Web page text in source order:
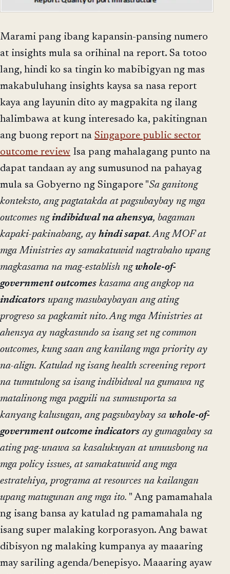
Marami pang ibang kapansin-pansing numero
at insights mula sa orihinal na report. Sa totoo
lang, hindi ko sa tingin ko mabibigyan ng mas
makabuluhang insights kaysa sa nasa report
kaya ang layunin dito ay magpakita ng ilang
halimbawa at kung interesado ka, pakitingnan
ang buong report na Singapore public sector
outcome review Isa pang mahalagang punto na
dapat tandaan ay ang sumusunod na pahayag
mula sa Gobyerno ng Singapore "Sa ganitong
konteksto, ang pagtatakda at pagsubaybay ng mga
outcomes ngindibidwal na ahensya, bagaman
kapaki-pakinabang, ay hindi sapat. Ang MOF at
mga Ministries ay samakatuwid nagtrabaho upang
magkasama na mag-establish ngwhole-of-
government outcomes kasama ang angkop na
indicators upang masubaybayan ang ating
progreso sa pagkamit nito. Ang mga Ministries at
ahensya ay nagkasundo sa isang set ng common
outcomes, kung saan ang kanilang mga priority ay
na-align. Katulad ng isang health screening report
na tumutulong sa isang indibidwal na gumawa ng
matalinong mga pagpili na sumusuporta sa
kanyang kalusugan, ang pagsubaybay sa whole-of-
government outcome indicators ay gumagabay sa
ating pag-unawa sa kasalukuyan at umuusbong na
mga policy issues, at samakatuwid ang mga
estratehiya, programa at resources na kailangan
upang matugunan ang mga ito. " Ang pamamahala
ng isang bansa ay katulad ng pamamahala ng
isang super malaking korporasyon. Ang bawat
dibisyon ng malaking kumpanya ay maaaring
may sariling agenda/benepisyo. Maaaring ayaw